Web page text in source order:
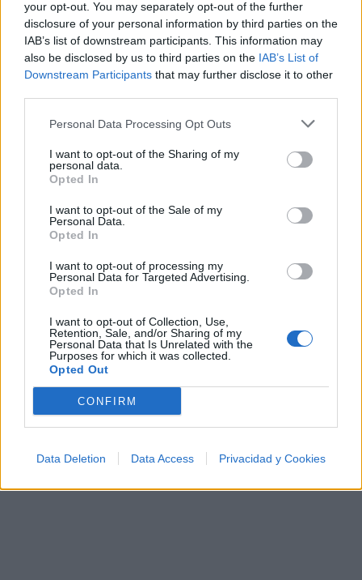
your opt-out. You may separately opt-out of the further
disclosure of your personal information by third parties on the
IAB’s list of downstream participants. This information may
also be disclosed by us to third parties on the IAB’s List of
Downstream Participants that may further disclose it to other
Personal Data Processing Opt Outs
I want to opt-out of the Sharing of my
personal data.
Opted In
I want to opt-out of the Sale of my
Personal Data.
Opted In
I want to opt-out of processing my
Personal Data for Targeted Advertising.
Opted In
I want to opt-out of Collection, Use,
Retention, Sale, and/or Sharing of my
Personal Data that Is Unrelated with the
Purposes for which it was collected.
Opted Out
CONFIRM
Data Deletion Data Access Privacidad y Cookies
Añadir un comentario ...
🪐🚀 Canciones para Ver las Estrellas:
🌌🚀 Viaje intergaláctico: la mejor selección de
psicodelia, space rock y atmósferas cósmicas para
tus noches de astronomía. 🪐🎸 Desconecta, mira
✨⭐
Letras Top Artistas Playlists
B C D E F G H I K
Z #